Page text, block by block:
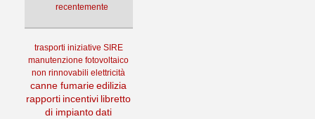
recentemente
trasporti iniziative SIRE
manutenzione fotovoltaico
non rinnovabili elettricità
canne fumarie edilizia
rapporti incentivi libretto
di impianto dati